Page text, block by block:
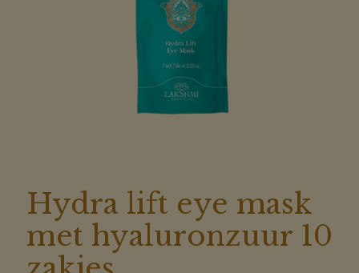
Hydra lift eye mask
met hyaluronzuur 10